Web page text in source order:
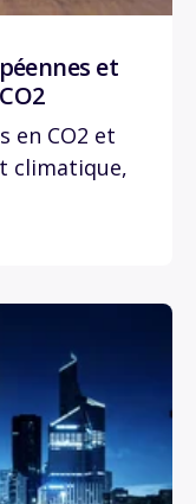
et
en CO2 et
climatique,